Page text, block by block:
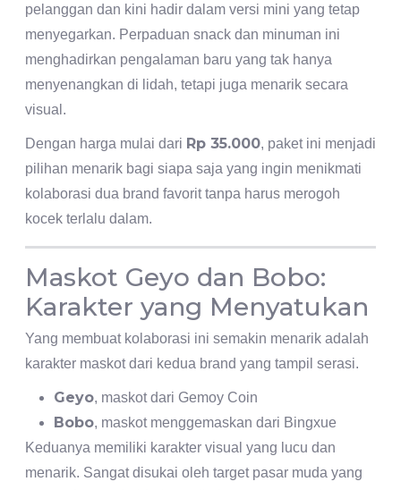
pelanggan dan kini hadir dalam versi mini yang tetap
menyegarkan. Perpaduan snack dan minuman ini
menghadirkan pengalaman baru yang tak hanya
menyenangkan di lidah, tetapi juga menarik secara
visual.
Dengan harga mulai dari Rp 35.000, paket ini menjadi
pilihan menarik bagi siapa saja yang ingin menikmati
kolaborasi dua brand favorit tanpa harus merogoh
kocek terlalu dalam.
Maskot Geyo dan Bobo:
Karakter yang Menyatukan
Yang membuat kolaborasi ini semakin menarik adalah
karakter maskot dari kedua brand yang tampil serasi.
Geyo, maskot dari Gemoy Coin
Bobo, maskot menggemaskan dari Bingxue
Keduanya memiliki karakter visual yang lucu dan
menarik. Sangat disukai oleh target pasar muda yang